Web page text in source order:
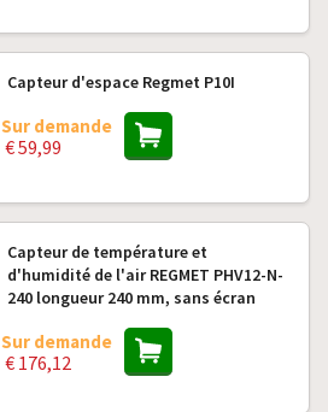
Capteur d'espace Regmet P10I
Sur demande
€ 59,99
Capteur de température et
d'humidité de l'air REGMET PHV12-N-
240 longueur 240 mm, sans écran
Sur demande
€ 176,12